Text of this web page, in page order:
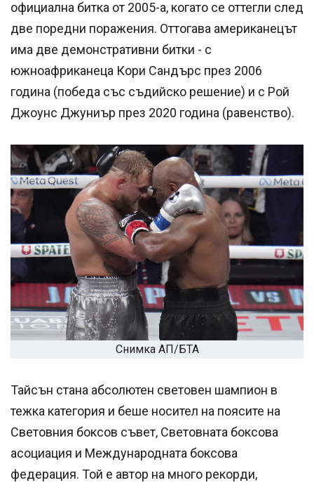
официална битка от 2005-а, когато се оттегли след
две поредни поражения. Оттогава американецът
има две демонстративни битки - с
южноафриканеца Кори Сандърс през 2006
година (победа със съдийско решение) и с Рой
Джоунс Джуниър през 2020 година (равенство).
Снимка АП/БТА
Тайсън стана абсолютен световен шампион в
тежка категория и беше носител на поясите на
Световния боксов съвет, Световната боксова
асоциация и Международната боксова
федерация. Той е автор на много рекорди,